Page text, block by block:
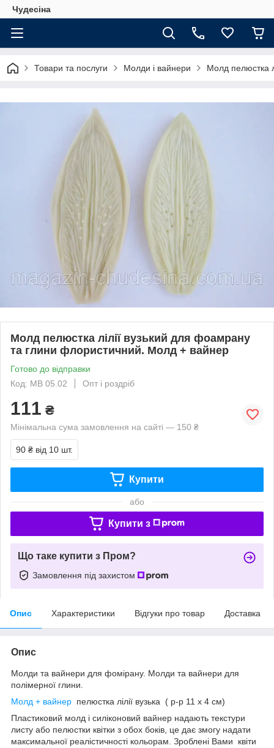
Чудесіна
Товари та послуги Молди і вайнери Молд пелюстка
Молд пелюстка лілії вузький для фоамрану
та глини флористичний. Молд + вайнер
Готово до відправки
Код: МВ 05.02
Опт і роздріб
111 ₴
Мінімальна сума замовлення на сайті — 150 ₴
90 ₴ від 10 шт.
Купити
або
Купити з
Що таке купити з Пром?
Замовлення під захистом
Опис Характеристики Відгуки про товар Доставка
Опис
Молди та вайнери для фомірану. Молди та вайнери для
полімерної глини.
Молд + вайнер пелюстка лілії вузька ( р-р 11 х 4 см)
Пластиковий молд і силіконовий вайнер надають текстури
листу або пелюстки квітки з обох боків, це дає змогу надати
максимальної реалістичності кольорам. Зроблені Вами квіти